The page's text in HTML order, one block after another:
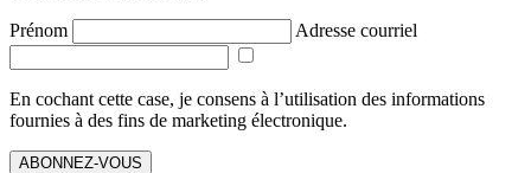
Prénom Adresse courriel
En cochant cette case, je consens à l’utilisation des informations
fournies à des fins de marketing électronique.
ABONNEZ-VOUS